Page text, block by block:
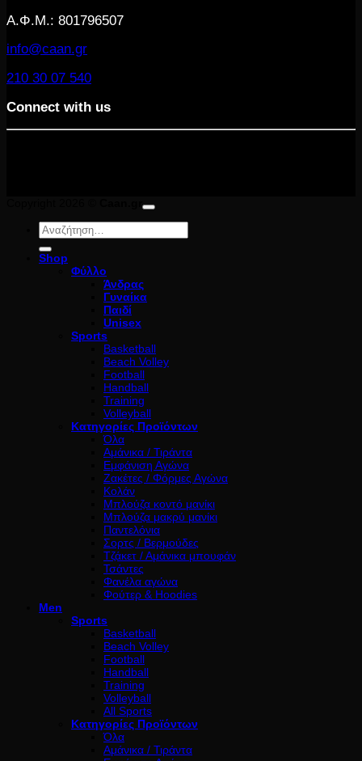
Α.Φ.Μ.: 801796507
info@caan.gr
210 30 07 540
Connect with us
Αναζήτηση
για:
Shop
Φύλλο
Άνδρας
Γυναίκα
Παιδί
Unisex
Sports
Basketball
Beach Volley
Football
Handball
Training
Volleyball
Κατηγορίες Προϊόντων
Όλα
Αμάνικα / Τιράντα
Εμφάνιση Αγώνα
Ζακέτες / Φόρμες Αγώνα
Κολάν
Μπλούζα κοντό μανίκι
Μπλούζα μακρύ μανίκι
Παντελόνια
Σορτς / Βερμούδες
Τζάκετ / Αμάνικα μπουφάν
Τσάντες
Φανέλα αγώνα
Φούτερ & Hoodies
Men
Sports
Basketball
Beach Volley
Football
Handball
Training
Volleyball
All Sports
Κατηγορίες Προϊόντων
Όλα
Αμάνικα / Τιράντα